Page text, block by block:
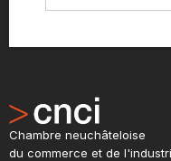
Chambre neuchâteloise
du commerce et de